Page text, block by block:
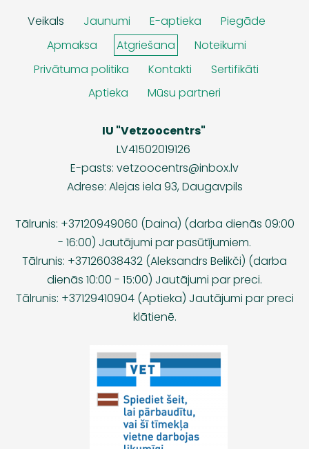
Veikals Jaunumi E-aptieka
Piegāde
Apmaksa
Atgriešana
Noteikumi
Privātuma politika
Kontakti
Sertifikāti
Aptieka
Mūsu partneri
IU "Vetzoocentrs"
LV41502019126
E-pasts: vetzoocentrs@inbox.lv
Adrese: Alejas iela 93, Daugavpils
Tālrunis: +37120949060 (Daina) (darba dienās 09:00
- 16:00) Jautājumi par pasūtījumiem.
Tālrunis: +37126038432 (Aleksandrs Belikči) (darba
dienās 10:00 - 15:00) Jautājumi par preci.
Tālrunis: +37129410904 (Aptieka) Jautājumi par preci
klātienē.